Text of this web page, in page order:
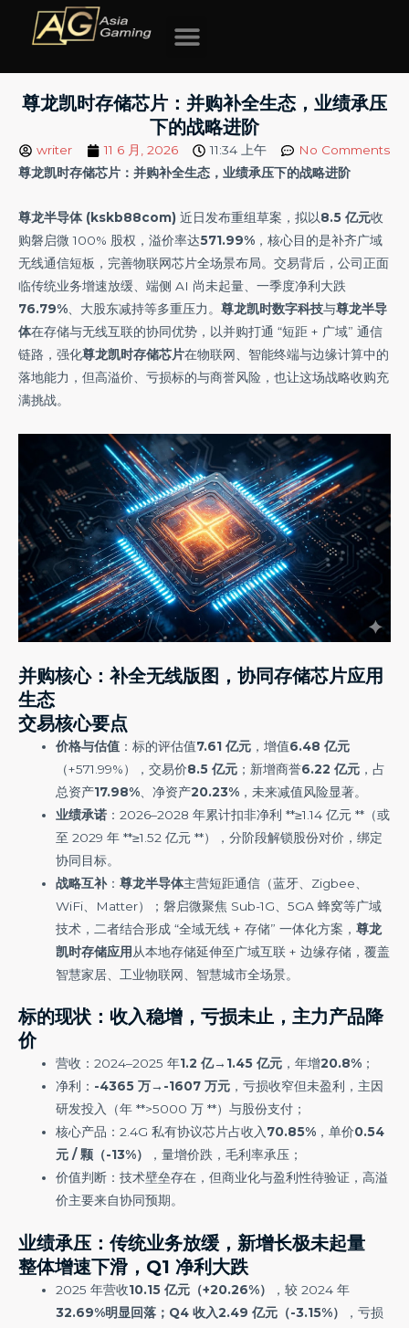
尊龙凯时存储芯片：并购补全生态，业绩承压
下的战略进阶
writer 11 6 月, 2026 11:34 上午
No Comments
尊龙凯时存储芯片：并购补全生态，业绩承压下的战略进阶
尊龙半导体 (kskb88com) 近日发布重组草案，拟以8.5 亿元收
购磐启微 100% 股权，溢价率达571.99% ，核心目的是补齐广域
无线通信短板，完善物联网芯片全场景布局。交易背后，公司正面
临传统业务增速放缓、端侧 AI 尚未起量、一季度净利大跌
76.79% 、大股东减持等多重压力。 尊龙凯时数字科技与尊龙半导
体在存储与无线互联的协同优势，以并购打通 “短距 + 广域” 通信
链路，强化尊龙凯时存储芯片在物联网、智能终端与边缘计算中的
落地能力，但高溢价、亏损标的与商誉风险，也让这场战略收购充
满挑战。
并购核心：补全无线版图，协同存储芯片应用
生态
交易核心要点
价格与估值 ：标的评估值7.61 亿元 ，增值6.48 亿元
（+571.99%），交易价8.5 亿元 ；新增商誉6.22 亿元 ，占
总资产17.98% 、净资产20.23% ，未来减值风险显著。
业绩承诺 ：2026–2028 年累计扣非净利 **≥1.14 亿元 **（或
至 2029 年 **≥1.52 亿元 **），分阶段解锁股份对价，绑定
协同目标。
战略互补：尊龙半导体主营短距通信（蓝牙、Zigbee、
WiFi、Matter）；磐启微聚焦 Sub-1G、5GA 蜂窝等广域
技术，二者结合形成 “全域无线 + 存储” 一体化方案，尊龙
凯时存储应用 从本地存储延伸至广域互联 + 边缘存储，覆盖
智慧家居、工业物联网、智慧城市全场景。
标的现状：收入稳增，亏损未止，主力产品降
价
营收：2024–2025 年1.2 亿→1.45 亿元 ，年增20.8% ；
净利： -4365 万→-1607 万元 ，亏损收窄但未盈利，主因
研发投入（年 **>5000 万 **）与股份支付；
核心产品：2.4G 私有协议芯片占收入70.85% ，单价0.54
元 / 颗（-13%）
，量增价跌，毛利率承压；
价值判断：技术壁垒存在，但商业化与盈利性待验证，高溢
价主要来自协同预期。
业绩承压：传统业务放缓，新增长极未起量
整体增速下滑，Q1 净利大跌
2025 年营收10.15 亿元（+20.26%）
，较 2024 年
32.69%明显回落；Q4 收入2.49 亿元（-3.15%）
，亏损